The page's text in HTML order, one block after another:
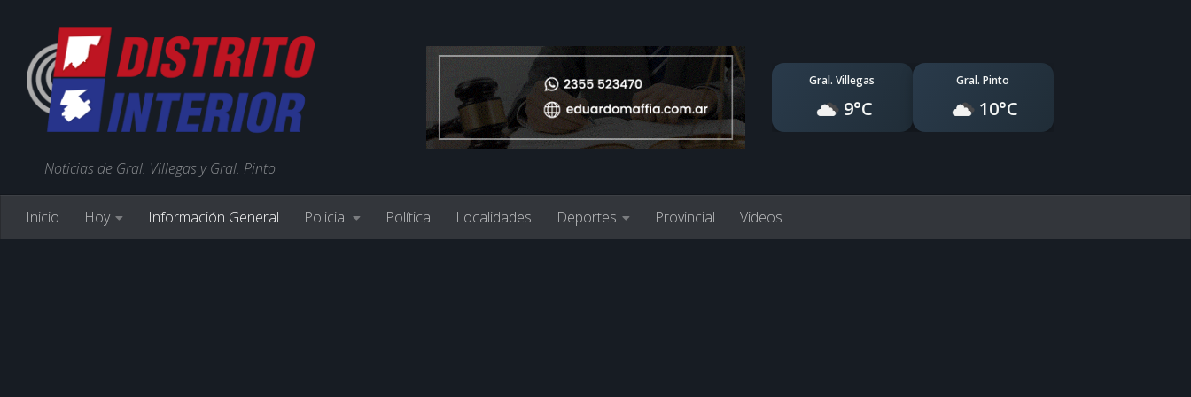
Noticias de Gral. Villegas y Gral. Pinto
Gral. Villegas
9°C
Gral. Pinto
10°C
Inicio Hoy Información General Policial Política Localidades Deportes Provincial Videos